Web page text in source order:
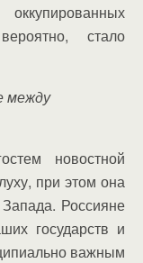
стало
между
новостной
при этом она
Россияне
государств и
важным